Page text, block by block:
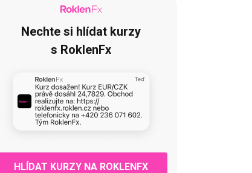
Nechte si hlídat kurzy
s RoklenFx
HLÍDAT KURZY NA ROKLENFX